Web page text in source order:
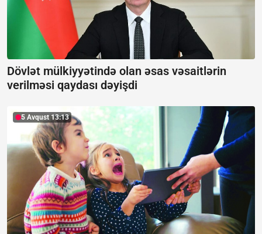
Dövlət mülkiyyətində olan əsas vəsaitlərin
verilməsi qaydası dəyişdi
5 Avqust 13:13